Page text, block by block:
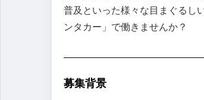
普及といった様々な目まぐるし
ンタカー」で働きませんか？
募集背景